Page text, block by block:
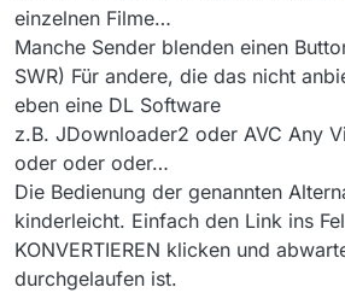
einzelnen Filme…
Manche Sender blenden einen
SWR) Für andere, die das nicht
eben eine DL Software
z.B. JDownloader2 oder AVC Any
oder oder oder…
Die Bedienung der genannten
kinderleicht. Einfach den Link ins
KONVERTIEREN klicken und
durchgelaufen ist.